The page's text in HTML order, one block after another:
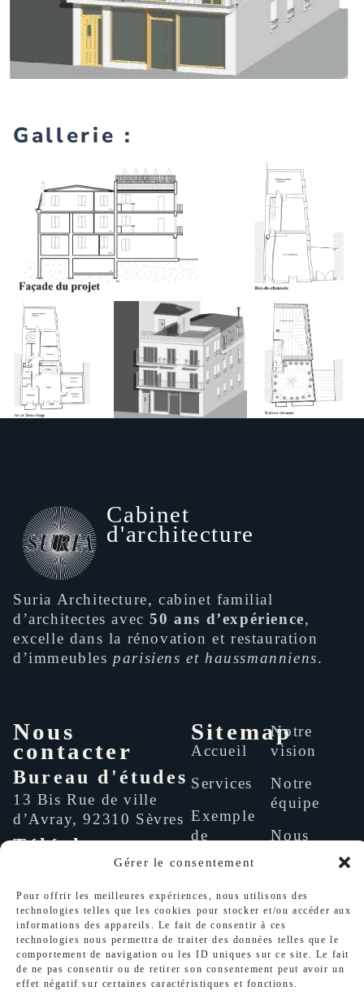
Gérer le consentement
Pour offrir les meilleures expériences, nous utilisons des
technologies telles que les cookies pour stocker et/ou accéder aux
informations des appareils. Le fait de consentir à ces
technologies nous permettra de traiter des données telles que le
comportement de navigation ou les ID uniques sur ce site. Le fait
de ne pas consentir ou de retirer son consentement peut avoir un
effet négatif sur certaines caractéristiques et fonctions.
Gallerie :
Cabinet
d'architecture
Suria Architecture, cabinet familial
d’architectes avec50 ans d’expérience,
excelle dans la rénovation et restauration
d’immeublesparisiens et haussmanniens.
Nous
contacter
Bureau d'études
13 Bis Rue de ville
d’Avray, 92310 Sèvres
Téléphone
+33 01 46 26 28 30
Email
support@suria.fr
Sitemap
Accueil
Services
Exemple
de
Recrutement
Notre
vision
Notre
équipe
Nous